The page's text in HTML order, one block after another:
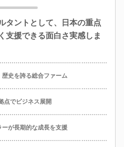
タントとして、日本の重点
支援できる面白さ実感しま
歴史を誇る総合ファーム
点でビジネス展開
ーが長期的な成長を支援